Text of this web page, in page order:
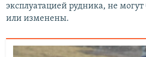
эксплуатацией рудника, не
или изменены.